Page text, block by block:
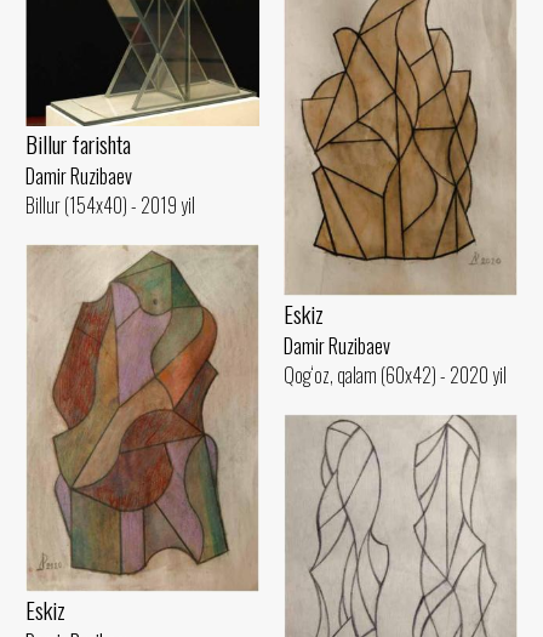
Billur farishta
Damir Ruzibaev
Billur (154x40) - 2019 yil
Eskiz
Damir Ruzibaev
Qog‘oz, qalam (60x42) - 2020 yil
Eskiz